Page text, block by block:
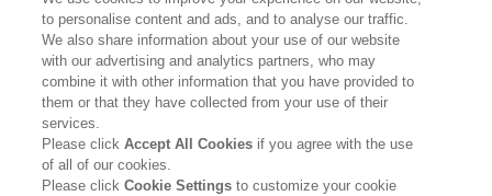
サステナビリティ イノベーション
ブランド 投資家情報
ニュースルーム 採用情報
to personalise content and ads, and to analyse our traffic.
We also share information about your use of our website
with our advertising and analytics partners, who may
combine it with other information that you have provided to
them or that they have collected from your use of their
services.
Please clickAccept All Cookies if you agree with the use
of all of our cookies.
Please clickCookie Settingsto customize your cookie